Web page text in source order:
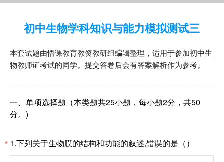
初中生物学科知识与能力模拟测试三
本套试题由悟课教育教资教研组编辑整理，适用于参加初中生
物教师证考试的同学。提交答卷后会有答案解析作为参考。
一、单项选择题（本类题共25小题，每小题2分，共50
分。)
* 1.下列关于生物膜的结构和功能的叙述,错误的是（）